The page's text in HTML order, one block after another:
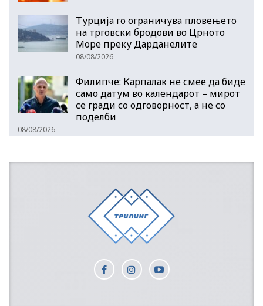
Турција го ограничува пловењето
на трговски бродови во Црното
Море преку Дарданелите
08/08/2026
Филипче: Карпалак не смее да биде
само датум во календарот – мирот
се гради со одговорност, а не со
поделби
08/08/2026